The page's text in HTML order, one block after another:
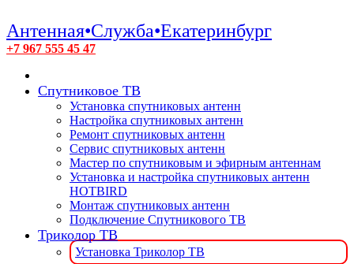
Антенная•Служба•Екатеринбург
+7 967 555 45 47
Спутниковое ТВ
Установка спутниковых антенн
Настройка спутниковых антенн
Ремонт спутниковых антенн
Сервис спутниковых антенн
Мастер по спутниковым и эфирным антеннам
Установка и настройка спутниковых антенн
HOTBIRD
Монтаж спутниковых антенн
Подключение Спутникового ТВ
Триколор ТВ
Установка Триколор ТВ